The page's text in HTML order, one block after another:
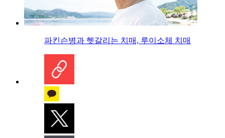
파킨슨병과 헷갈리는 치매, 루이소체 치매